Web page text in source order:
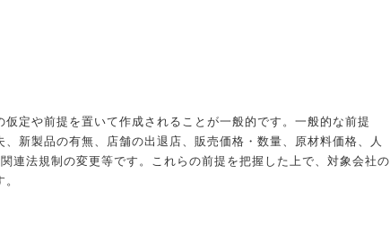
定や前提を置いて作成されることが一般的です。一般的な前提
新製品の有無、店舗の出退店、販売価格・数量、原材料価格、人
連法規制の変更等です。これらの前提を把握した上で、対象会社の